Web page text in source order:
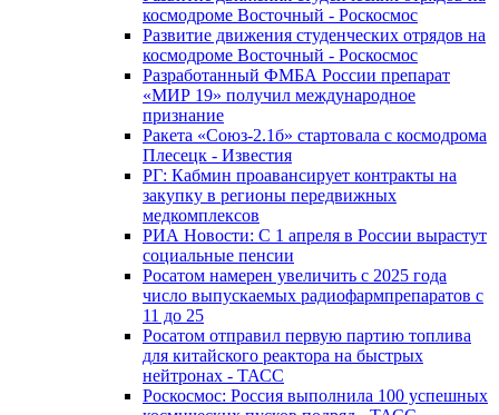
космодроме Восточный - Роскосмос
Развитие движения студенческих отрядов на
космодроме Восточный - Роскосмос
Разработанный ФМБА России препарат
«МИР 19» получил международное
признание
Ракета «Союз-2.1б» стартовала с космодрома
Плесецк - Известия
РГ: Кабмин проавансирует контракты на
закупку в регионы передвижных
медкомплексов
РИА Новости: С 1 апреля в России вырастут
социальные пенсии
Росатом намерен увеличить с 2025 года
число выпускаемых радиофармпрепаратов с
11 до 25
Росатом отправил первую партию топлива
для китайского реактора на быстрых
нейтронах - ТАСС
Роскосмос: Россия выполнила 100 успешных